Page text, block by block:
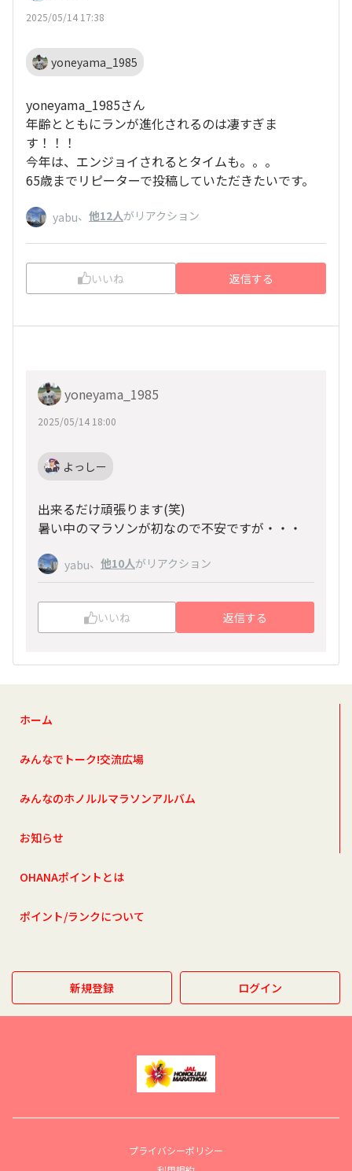
2025/05/14 17:38
yoneyama_1985
yoneyama_1985さん
年齢とともにランが進化されるのは凄すぎま
す！！！
今年は、エンジョイされるとタイムも。。。
65歳までリピーターで投稿していただきたいです。
yabu、 他12人がリアクション
いいね 返信する
yoneyama_1985
2025/05/14 18:00
よっしー
出来るだけ頑張ります(笑)
暑い中のマラソンが初なので不安ですが・・・
yabu、 他10人がリアクション
いいね 返信する
ホーム
みんなでトーク!交流広場
みんなのホノルルマラソンアルバム
お知らせ
OHANAポイントとは
ポイント/ランクについて
新規登録 ログイン
プライバシーポリシー